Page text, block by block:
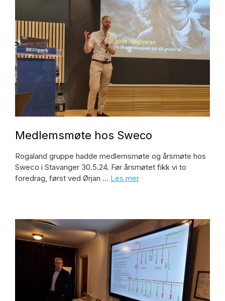
Medlemsmøte hos Sweco
Rogaland gruppe hadde medlemsmøte og årsmøte hos
Sweco i Stavanger 30.5.24. Før årsmøtet fikk vi to
foredrag, først ved Ørjan … Les mer